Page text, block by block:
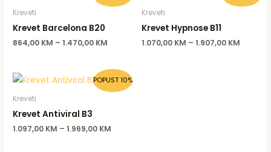
Kreveti
Krevet Barcelona B20
864,00 KM –1.470,00 KM
Kreveti
Krevet Hypnose B11
1.070,00 KM – 1.907,00 KM
POPUST 10%
Kreveti
Krevet Antiviral B3
1.097,00 KM –1.969,00 KM